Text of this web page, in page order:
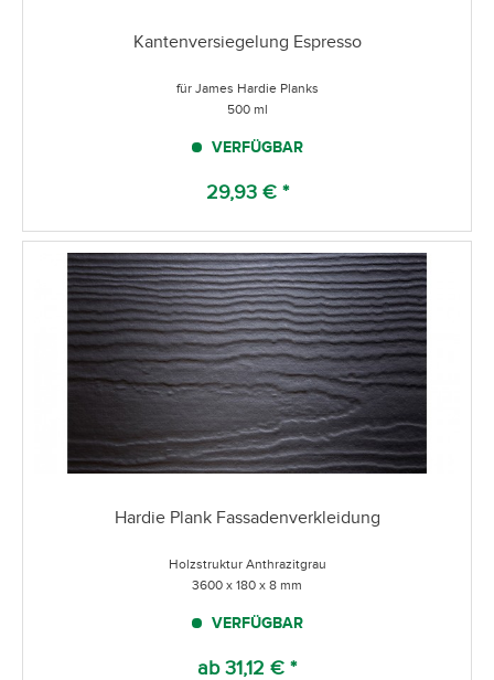
Kantenversiegelung Espresso
für James Hardie Planks
500 ml
VERFÜGBAR
29,93 € *
Hardie Plank Fassadenverkleidung
Holzstruktur Anthrazitgrau
3600 x 180 x 8 mm
VERFÜGBAR
ab 31,12 € *